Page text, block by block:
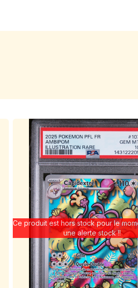
Ce produit est hors stock pour le
une alerte stock !!